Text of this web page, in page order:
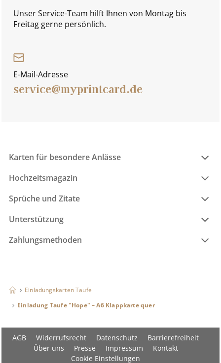
Unser Service-Team hilft Ihnen von Montag bis
Freitag gerne persönlich.
E-Mail-Adresse
service@myprintcard.de
Karten für besondere Anlässe
Hochzeitsmagazin
Sprüche und Zitate
Unterstützung
Zahlungsmethoden
Einladungskarten Taufe
Einladung Taufe "Hope" – A6 Klappkarte quer
AGB Widerrufsrecht Datenschutz
Barrierefreiheit
Über uns
Presse Impressum
Kontakt
Cookie Einstellungen